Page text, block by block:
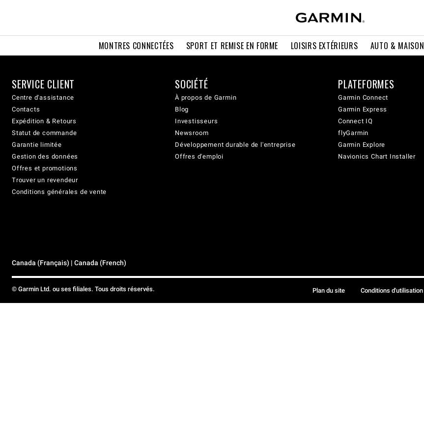
MONTRES CONNECTÉES SPORT ET REMISE EN FORME LOISIRS EXTÉRIEURS AUTO & MAISON
SERVICE CLIENT
Centre d'assistance
Contacts
Expédition & Retours
Statut de commande
Garantie limitée
Gestion des données
Offres et promotions
Trouver un revendeur
Conditions générales de vente
SOCIÉTÉ
À propos de Garmin
Blog
Investisseurs
Newsroom
Développement durable de l'entreprise
Offres d'emploi
PLATEFORMES
Garmin Connect
Garmin Express
Connect IQ
flyGarmin
Garmin Explore
Navionics Chart Installer
Canada (Français) | Canada (French)
© Garmin Ltd. ou ses filiales. Tous droits réservés. Plan du site Conditions d'utilisation